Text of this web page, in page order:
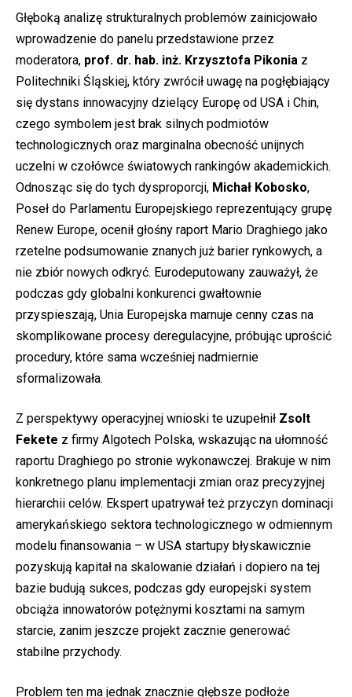
Głęboką analizę strukturalnych problemów zainicjowało
wprowadzenie do panelu przedstawione przez
moderatora, prof. dr. hab. inż. Krzysztofa Pikonia z
Politechniki Śląskiej, który zwrócił uwagę na pogłębiający
się dystans innowacyjny dzielący Europę od USA i Chin,
czego symbolem jest brak silnych podmiotów
technologicznych oraz marginalna obecność unijnych
uczelni w czołówce światowych rankingów akademickich.
Odnosząc się do tych dysproporcji, Michał Kobosko,
Poseł do Parlamentu Europejskiego reprezentujący grupę
Renew Europe, ocenił głośny raport Mario Draghiego jako
rzetelne podsumowanie znanych już barier rynkowych, a
nie zbiór nowych odkryć. Eurodeputowany zauważył, że
podczas gdy globalni konkurenci gwałtownie
przyspieszają, Unia Europejska marnuje cenny czas na
skomplikowane procesy deregulacyjne, próbując uprościć
procedury, które sama wcześniej nadmiernie
sformalizowała.
Z perspektywy operacyjnej wnioski te uzupełnił Zsolt
Fekete z firmy Algotech Polska, wskazując na ułomność
raportu Draghiego po stronie wykonawczej. Brakuje w nim
konkretnego planu implementacji zmian oraz precyzyjnej
hierarchii celów. Ekspert upatrywał też przyczyn dominacji
amerykańskiego sektora technologicznego w odmiennym
modelu finansowania – w USA startupy błyskawicznie
pozyskują kapitał na skalowanie działań i dopiero na tej
bazie budują sukces, podczas gdy europejski system
obciąża innowatorów potężnymi kosztami na samym
starcie, zanim jeszcze projekt zacznie generować
stabilne przychody.
Problem ten ma jednak znacznie głębsze podłoże